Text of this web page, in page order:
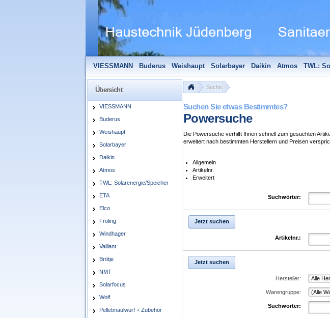
VIESSMANN Buderus Weishaupt Solarbayer Daikin Atmos TWL:
Solarfocus
Wolf Pelletmaulwurf + Zubehör
Übersicht
VIESSMANN
Buderus
Weishaupt
Solarbayer
Daikin
Atmos
TWL: Solarenergie/Speicher
ETA
Elco
Fröling
Windhager
Vaillant
Brötje
NMT
Solarfocus
Wolf
Pelletmaulwurf + Zubehör
Suche
Suchen Sie etwas Bestimmtes?
Powersuche
Die Powersuche verhilft Ihnen schnell zum gesuchten
erweitert nach bestimmten Herstellern und Preisen
Allgemein
Artikelnr.
Erweitert
Suchwörter:
Jetzt suchen
Artikelnr.:
Jetzt suchen
Hersteller:
Warengruppe:
Suchwörter: